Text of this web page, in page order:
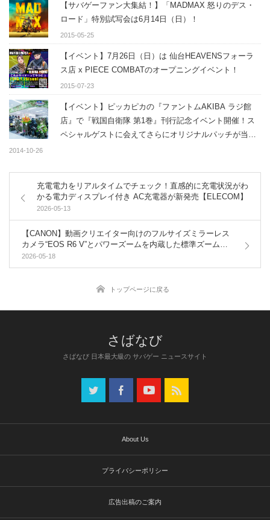
【サバゲーファン大集結！】「MADMAX 怒りのデス・
ロード」特別試写会は6月14日（日）！
2015-05-25
【イベント】7月26日（日）は 仙台HEAVENSフォーラ
ス店 x PIECE COMBATのオープニングイベント！
2015-07-23
【イベント】ピッカピカの『ファントムAKIBA ラジ館
店』で『戦国自衛隊 第1巻』刊行記念イベント開催！ス
ペシャルゲストに会えてさらにオリジナルパッチが当た
2014-10-26
充電電力をリアルタイムでチェック！直感的に充電状況がわ
かる電力ディスプレイ付き AC充電器が新発売【ELECOM】
2026-05-13
【CANON】動画クリエイター向けのフルサイズミラーレス
カメラ“EOS R6 V”とパワーズームを内蔵した標準ズームレ
ンズ“RF20-50mm F4 L IS USM PZ”を発売
2026-05-18
トップページに戻る
さばなび 日本最大級の サバゲー ニュースサイト
About Us
プライバシーポリシー
広告出稿のご案内